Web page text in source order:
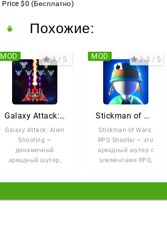
Price $0 (Бесплатно)
Похожие:
Galaxy Attack: Alien Shooting
Galaxy Attack: Alien
Shooting —
динамичный
аркадный шутер,
3 / 5
MOD
Stickman of Wars: RPG Shooter
Stickman of Wars:
RPG Shooter — это
аркадный шутер с
элементами RPG,
2.3 / 5
MOD